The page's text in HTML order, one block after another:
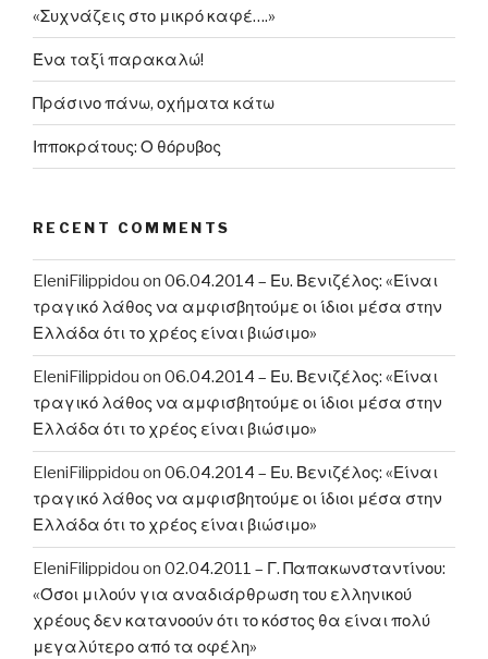
«Συχνάζεις στο μικρό καφέ….»
Ένα ταξί παρακαλώ!
Πράσινο πάνω, οχήματα κάτω
Ιπποκράτους: Ο θόρυβος
RECENT COMMENTS
EleniFilippidou on 06.04.2014 – Ευ. Βενιζέλος: «Είναι
τραγικό λάθος να αμφισβητούμε οι ίδιοι μέσα στην
Ελλάδα ότι το χρέος είναι βιώσιμο»
EleniFilippidou on 06.04.2014 – Ευ. Βενιζέλος: «Είναι
τραγικό λάθος να αμφισβητούμε οι ίδιοι μέσα στην
Ελλάδα ότι το χρέος είναι βιώσιμο»
EleniFilippidou on 06.04.2014 – Ευ. Βενιζέλος: «Είναι
τραγικό λάθος να αμφισβητούμε οι ίδιοι μέσα στην
Ελλάδα ότι το χρέος είναι βιώσιμο»
EleniFilippidou on 02.04.2011 – Γ. Παπακωνσταντίνου:
«Όσοι μιλούν για αναδιάρθρωση του ελληνικού
χρέους δεν κατανοούν ότι το κόστος θα είναι πολύ
μεγαλύτερο από τα οφέλη»